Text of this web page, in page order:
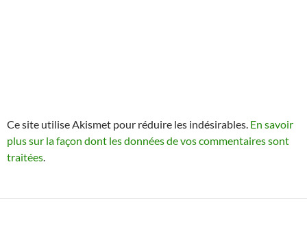
Ce site utilise Akismet pour réduire les indésirables. En savoir
plus sur la façon dont les données de vos commentaires sont
traitées.